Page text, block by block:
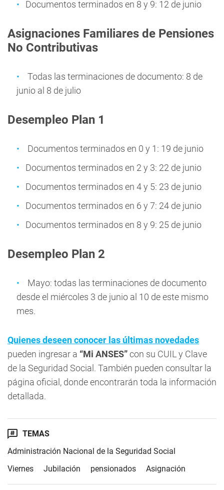
Documentos terminados en 8 y 9: 12 de junio
Asignaciones Familiares de Pensiones
No Contributivas
Todas las terminaciones de documento: 8 de
junio al 8 de julio
Desempleo Plan 1
Documentos terminados en 0 y 1: 19 de junio
Documentos terminados en 2 y 3: 22 de junio
Documentos terminados en 4 y 5: 23 de junio
Documentos terminados en 6 y 7: 24 de junio
Documentos terminados en 8 y 9: 25 de junio
Desempleo Plan 2
Mayo: todas las terminaciones de documento
desde el miércoles 3 de junio al 10 de este mismo
mes.
Quienes deseen conocer las últimas novedades
pueden ingresar a “Mi ANSES”con su CUIL y Clave
de la Seguridad Social. También pueden consultar la
página oficial, donde encontrarán toda la información
detallada.
TEMAS
Administración Nacional de la Seguridad Social
Viernes
Jubilación pensionados Asignación